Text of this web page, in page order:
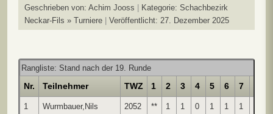
Geschrieben von: Achim Jooss Kategorie: Schachbezirk
Neckar-Fils » Turniere
Veröffentlicht: 27. Dezember 2025
Rangliste: Stand nach der 19. Runde
Nr. Teilnehmer TWZ 1 2 3 4 5 6 7
1 Wurmbauer,Nils 2052 ** 1 1 0 1 1 1